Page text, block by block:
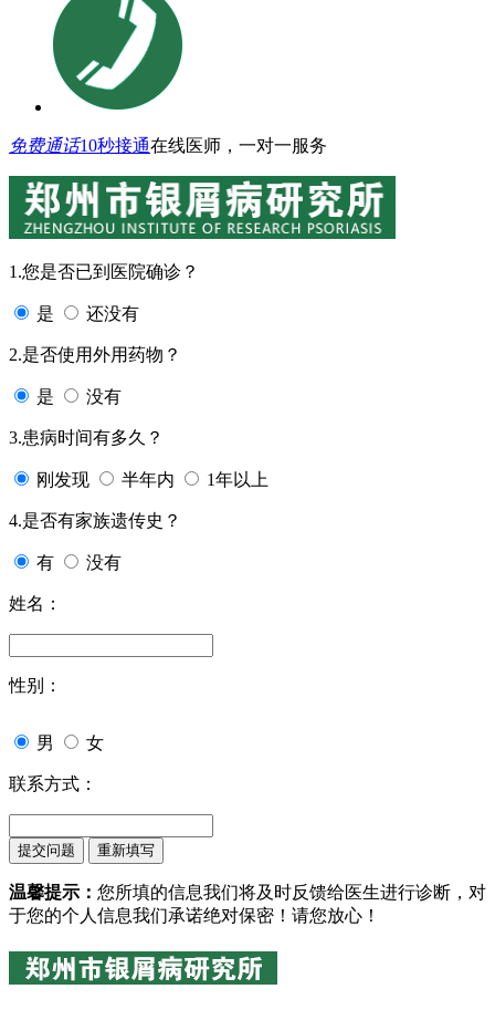
免费通话10秒接通在线医师，一对一服务
1.您是否已到医院确诊？
是 还没有
2.是否使用外用药物？
是 没有
3.患病时间有多久？
刚发现 半年内 1年以上
4.是否有家族遗传史？
有 没有
姓名：
性别：
男 女
联系方式：
温馨提示： 您所填的信息我们将及时反馈给医生进行诊断，对
于您的个人信息我们承诺绝对保密！请您放心！